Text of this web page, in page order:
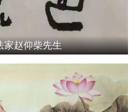
赵仰柴先生